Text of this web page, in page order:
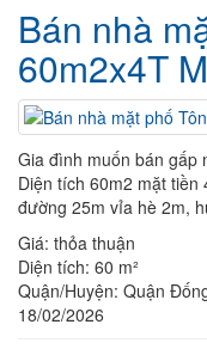
Bán nhà
60m2x4T
Gia đình muốn bán
Diện tích 60m2 mặt tiền
đường 25m vỉa hè 2m,
Giá: thỏa thuận
Diện tích: 60 m²
Quận/Huyện: Quận
18/02/2026